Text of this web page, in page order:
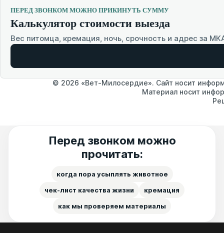
ПЕРЕД ЗВОНКОМ МОЖНО ПРИКИНУТЬ СУММУ
Калькулятор стоимости выезда
Вес питомца, кремация, ночь, срочность и адрес за
© 2026 «Вет-Милосердие». Сайт носит
Материал носит
Перед звонком можно
прочитать:
когда пора усыплять животное
чек-лист качества жизни
кремация
как мы проверяем материалы